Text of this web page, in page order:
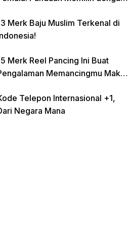
Merk Baju Muslim Terkenal di
Merk Reel Pancing Ini Buat
Memancingmu Makin
Telepon Internasional +1,
Negara Mana